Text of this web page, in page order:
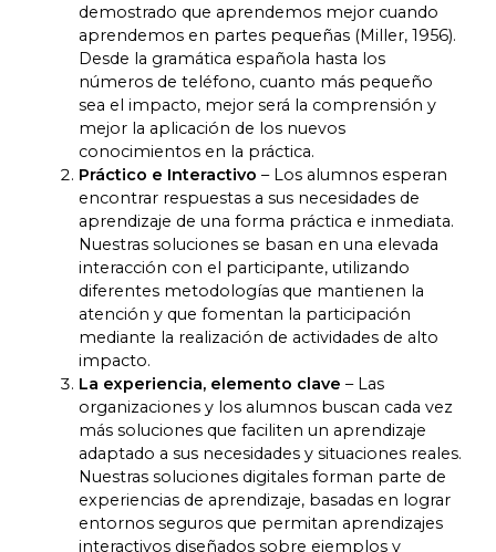
demostrado que aprendemos mejor cuando
aprendemos en partes pequeñas (Miller, 1956).
Desde la gramática española hasta los
números de teléfono, cuanto más pequeño
sea el impacto, mejor será la comprensión y
mejor la aplicación de los nuevos
conocimientos en la práctica.
Práctico e Interactivo – Los alumnos esperan
encontrar respuestas a sus necesidades de
aprendizaje de una forma práctica e inmediata.
Nuestras soluciones se basan en una elevada
interacción con el participante, utilizando
diferentes metodologías que mantienen la
atención y que fomentan la participación
mediante la realización de actividades de alto
impacto.
La experiencia, elemento clave – Las
organizaciones y los alumnos buscan cada vez
más soluciones que faciliten un aprendizaje
adaptado a sus necesidades y situaciones reales.
Nuestras soluciones digitales forman parte de
experiencias de aprendizaje, basadas en lograr
entornos seguros que permitan aprendizajes
interactivos diseñados sobre ejemplos y